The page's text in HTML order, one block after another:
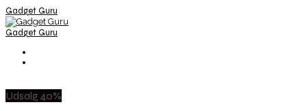
Gadget Guru
Gadget Guru
Udsalg 40%